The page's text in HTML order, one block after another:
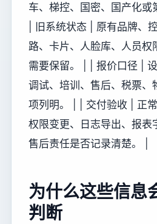
车、梯控、国密、国产化或
| 旧系统状态 | 原有品牌、
路、卡片、人脸库、人员权
需要保留。 | | 报价口径 | 设
调试、培训、售后、税票、
项列明。 | | 交付验收 | 正常
权限变更、日志导出、报表
售后责任是否记录清楚。 |
为什么这些信息
判断